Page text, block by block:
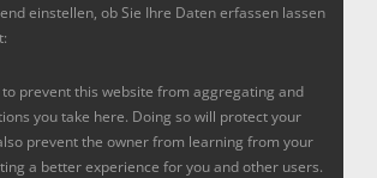
einstellen, ob Sie Ihre Daten erfassen lassen
to prevent this website from aggregating and
you take here. Doing so will protect your
prevent the owner from learning from your
a better experience for you and other users.